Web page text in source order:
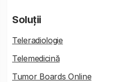
Soluții
Teleradiologie
Telemedicină
Tumor Boards Online